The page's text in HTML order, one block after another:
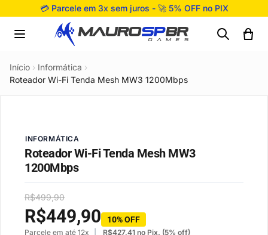
Pular para o conteúdo
💳 Parcele em 3x sem juros - 🚀 5% OFF no PIX
Início › Informática ›
Roteador Wi-Fi Tenda Mesh MW3 1200Mbps
INFORMÁTICA
Roteador Wi-Fi Tenda Mesh MW3
1200Mbps
R$499,90
R$449,90 10% OFF
Parcele em até 12x R$427,41 no Pix. (5% off)